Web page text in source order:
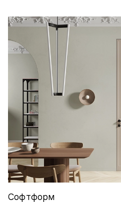
Софтформ